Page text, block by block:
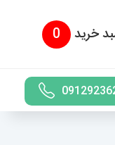
خرید 0